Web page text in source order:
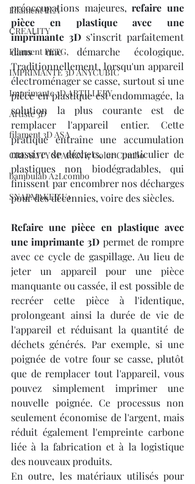
Filament PLA
CREALITY
Filament PETG,
IMPRIMANTE 3D ANYCUBIC
Imprimante 3D ARTILLERY
Artiste 3D
filament 3D ASA
CREALITY SPARKX i7 Color Combo
bambulab A2Lcombo
SNAPMAKER U1
préoccupations majeures, refaire une
pièce en plastique avec une
imprimante 3D s’inscrit parfaitement
dans une démarche écologique.
Traditionnellement, lorsqu'un appareil
électroménager se casse, surtout si une
pièce en plastique est endommagée, la
solution la plus courante est de
remplacer l'appareil entier. Cette
pratique entraîne une accumulation
massive de déchets, en particulier de
plastiques non biodégradables, qui
finissent par encombrer nos décharges
pour des décennies, voire des siècles.
Refaire une pièce en plastique avec
une imprimante 3D permet de rompre
avec ce cycle de gaspillage. Au lieu de
jeter un appareil pour une pièce
manquante ou cassée, il est possible de
recréer cette pièce à l'identique,
prolongeant ainsi la durée de vie de
l'appareil et réduisant la quantité de
déchets générés. Par exemple, si une
poignée de votre four se casse, plutôt
que de remplacer tout l'appareil, vous
pouvez simplement imprimer une
nouvelle poignée. Ce processus non
seulement économise de l'argent, mais
réduit également l'empreinte carbone
liée à la fabrication et à la logistique
des nouveaux produits.
En outre, les matériaux utilisés pour